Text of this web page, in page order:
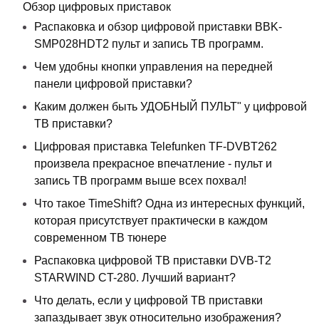
Обзор цифровых приставок
Распаковка и обзор цифровой приставки BBK-
SMP028HDT2 пульт и запись ТВ программ.
Чем удобны кнопки управления на передней
панели цифровой приставки?
Каким должен быть УДОБНЫЙ ПУЛЬТ" у цифровой
ТВ приставки?
Цифровая приставка Telefunken TF-DVBT262
произвела прекрасное впечатление - пульт и
запись ТВ программ выше всех похвал!
Что такое TimeShift? Одна из интересных функций,
которая присутствует практически в каждом
современном ТВ тюнере
Распаковка цифровой ТВ приставки DVB-T2
STARWIND CT-280. Лучший вариант?
Что делать, если у цифровой ТВ приставки
запаздывает звук относительно изображения?